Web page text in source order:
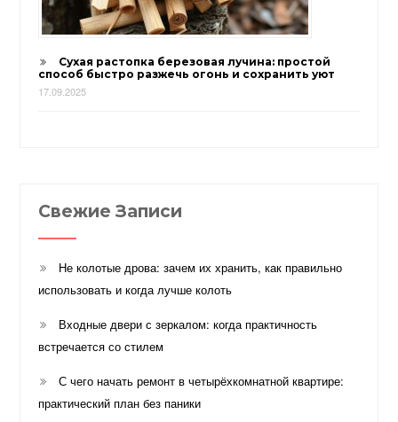
Сухая растопка березовая лучина: простой
способ быстро разжечь огонь и сохранить уют
17.09.2025
Свежие Записи
Не колотые дрова: зачем их хранить, как правильно
использовать и когда лучше колоть
Входные двери с зеркалом: когда практичность
встречается со стилем
С чего начать ремонт в четырёхкомнатной квартире:
практический план без паники